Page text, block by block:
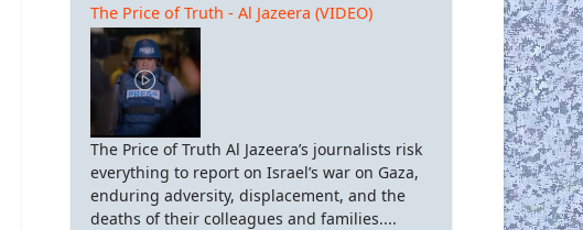
The Price of Truth - Al Jazeera (VIDEO)
The Price of Truth Al Jazeera’s journalists risk
everything to report on Israel’s war on Gaza,
enduring adversity, displacement, and the
deaths of their colleagues and families....